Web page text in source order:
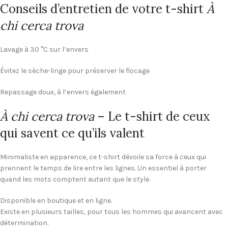
Conseils d’entretien de votre t-shirtÀ
chi cerca trova
Lavage à 30 °C sur l’envers
Évitez le sèche-linge pour préserver le flocage
Repassage doux, à l’envers également
À chi cerca trova– Le t-shirt de ceux
qui savent ce qu’ils valent
Minimaliste en apparence, ce t-shirt dévoile sa force à ceux qui
prennent le temps de lire entre les lignes. Un essentiel à porter
quand les mots comptent autant que le style.
Disponible en boutique et en ligne.
Existe en plusieurs tailles, pour tous les hommes qui avancent avec
détermination.